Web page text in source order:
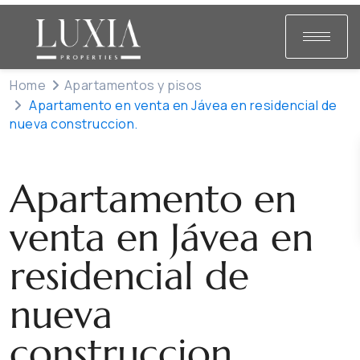
Home
Apartamentos y pisos
Apartamento en venta en Jávea en residencial de
nueva construccion.
Apartamento en
venta en Jávea en
residencial de
nueva